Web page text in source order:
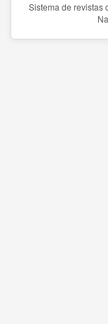
Sistema de revistas